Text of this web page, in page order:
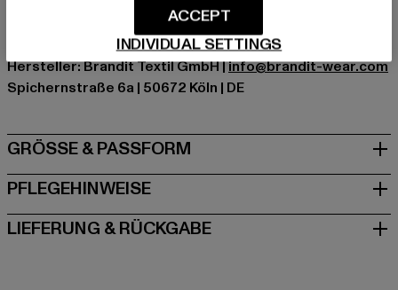
Hersteller: Brandit Textil GmbH |info@brandit-wear.com
Spichernstraße 6a | 50672 Köln | DE
GRÖSSE & PASSFORM
PFLEGEHINWEISE
LIEFERUNG & RÜCKGABE
INDIVIDUAL SETTINGS
ACCEPT